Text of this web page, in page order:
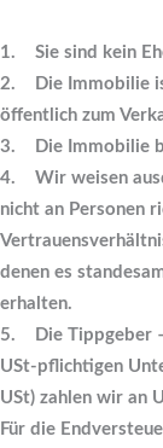
1. Sie sind kein
2. Die Immobilie
öffentlich zum
3. Die Immobilie
4. Wir weisen
nicht an Personen
denen es
erhalten.
5. Die Tippgeber
USt-pflichtigen
USt) zahlen wir an
Für die